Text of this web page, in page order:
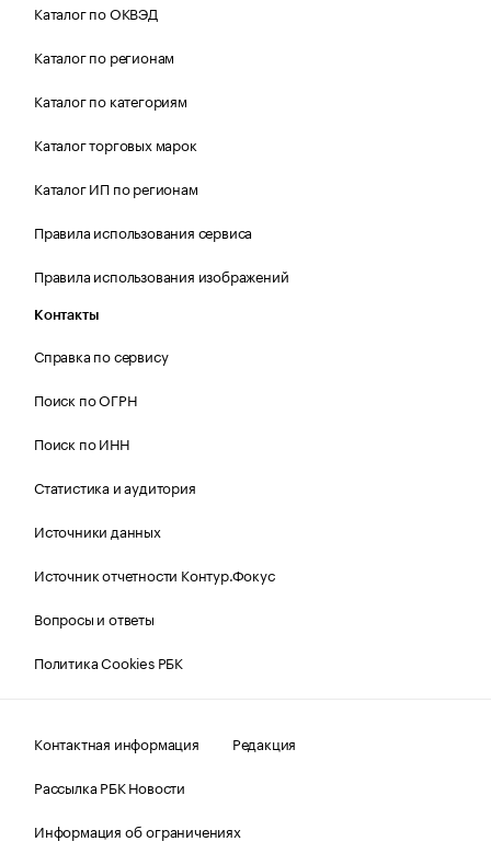
Каталог по ОКВЭД
Каталог по регионам
Каталог по категориям
Каталог торговых марок
Каталог ИП по регионам
Правила использования сервиса
Правила использования изображений
Контакты
Справка по сервису
Поиск по ОГРН
Поиск по ИНН
Статистика и аудитория
Источники данных
Источник отчетности Контур.Фокус
Вопросы и ответы
Политика Cookies РБК
Контактная информация
Редакция
Рассылка РБК Новости
Информация об ограничениях